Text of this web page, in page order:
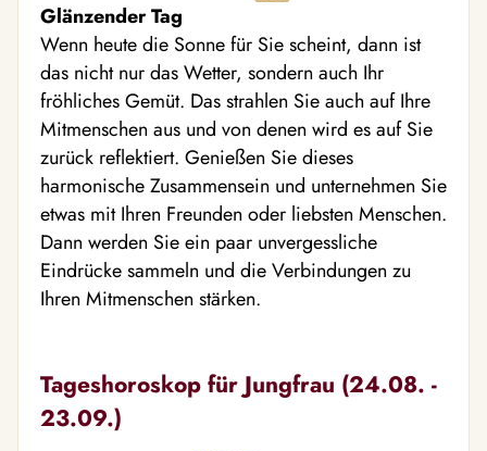
Glänzender Tag
Wenn heute die Sonne für Sie scheint, dann ist
das nicht nur das Wetter, sondern auch Ihr
fröhliches Gemüt. Das strahlen Sie auch auf Ihre
Mitmenschen aus und von denen wird es auf Sie
zurück reflektiert. Genießen Sie dieses
harmonische Zusammensein und unternehmen Sie
etwas mit Ihren Freunden oder liebsten Menschen.
Dann werden Sie ein paar unvergessliche
Eindrücke sammeln und die Verbindungen zu
Ihren Mitmenschen stärken.
Tageshoroskop für Jungfrau (24.08. -
23.09.)